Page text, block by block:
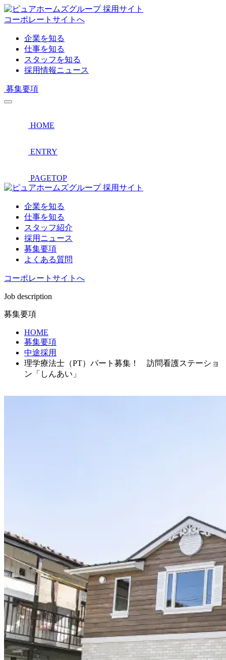
採用サイト
コーポレートサイトへ
企業を知る
仕事を知る
スタッフを知る
採用情報ニュース
募集要項
HOME
ENTRY
PAGETOP
採用サイト
企業を知る
仕事を知る
スタッフ紹介
採用ニュース
募集要項
よくある質問
コーポレートサイトへ
Job description
募集要項
HOME
募集要項
中途採用
理学療法士（PT）パート募集！ 訪問看護ステーショ
ン「しんあい」